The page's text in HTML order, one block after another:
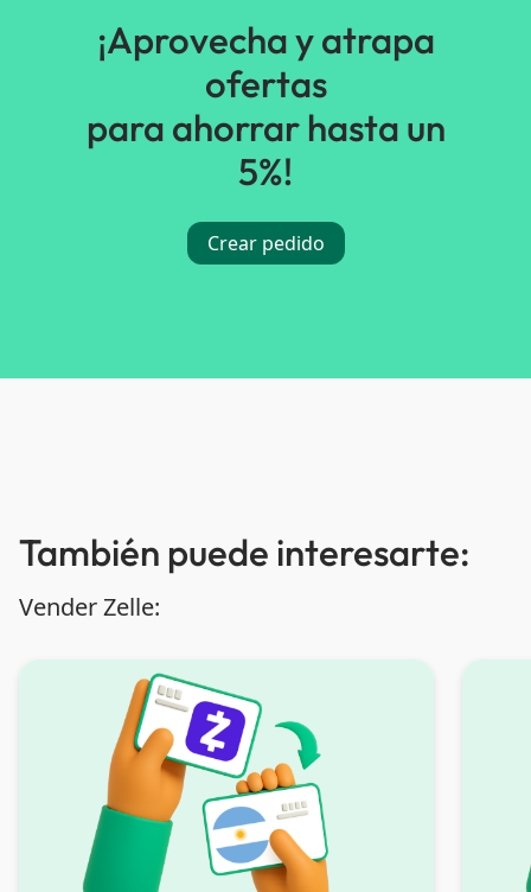
¡Aprovecha y atrapa
ofertas
para ahorrar hasta un
5%!
Crear pedido
También puede interesarte:
Vender Zelle: